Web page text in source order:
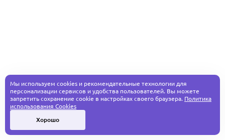
Мы используем cookies и рекомендательные технологии для
персонализации сервисов и удобства пользователей. Вы можете
запретить сохранение cookie в настройках своего браузера. Политика
использования Cookies
Хорошо